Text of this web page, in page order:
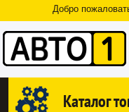
Добро
Каталог